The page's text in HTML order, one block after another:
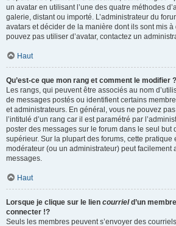
un avatar en utilisant l’une des quatre méthodes
galerie, distant ou importé. L’administrateur du
avatars et décider de la manière dont ils sont mis
pouvez pas utiliser d’avatar, contactez un
Haut
Qu’est-ce que mon rang et comment le modifier ?
Les rangs, qui peuvent être associés au nom
de messages postés ou identifient certains
et administrateurs. En général, vous ne pouvez
l’intitulé d’un rang car il est paramétré par
poster des messages sur le forum dans le seul but
supérieur. Sur la plupart des forums, cette pratique
modérateur (ou un administrateur) peut facilement
messages.
Haut
Lorsque je clique sur le lien courrield’un
connecter !?
Seuls les membres peuvent s’envoyer des